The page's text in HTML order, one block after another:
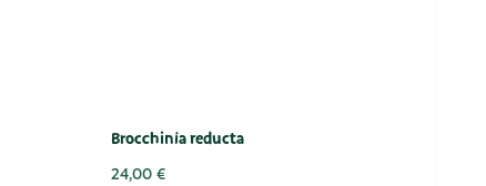
Brocchinia reducta
24,00 €